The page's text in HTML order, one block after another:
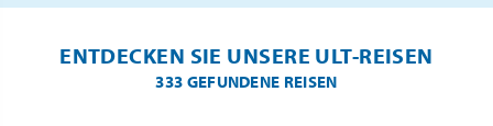
ENTDECKEN SIE UNSERE ULT-REISEN
333 GEFUNDENE REISEN